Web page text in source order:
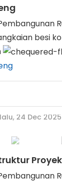
besi
24 Dec